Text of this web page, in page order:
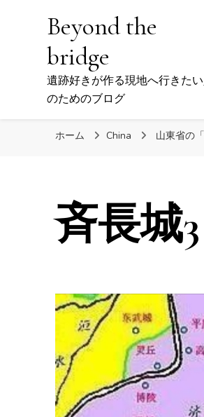
Beyond the
bridge
遺跡好きが作る現地へ行きた
のためのブログ
ホーム China 山東省の
斉長城3